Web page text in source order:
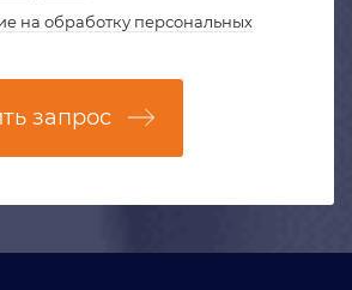
на обработку персональных
запрос